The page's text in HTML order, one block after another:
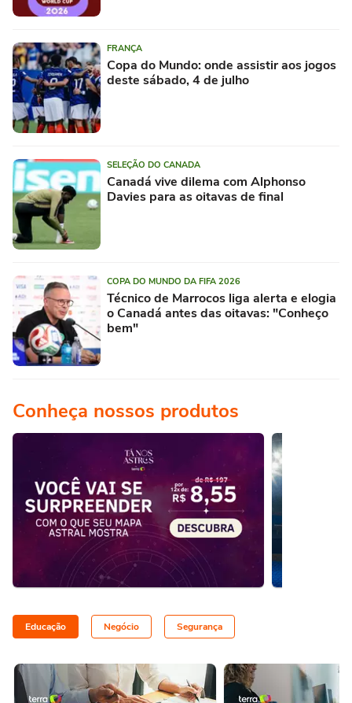
FRANÇA
Copa do Mundo: onde assistir aos jogos
deste sábado, 4 de julho
SELEÇÃO DO CANADA
Canadá vive dilema com Alphonso
Davies para as oitavas de final
COPA DO MUNDO DA FIFA 2026
Técnico de Marrocos liga alerta e elogia
o Canadá antes das oitavas: "Conheço
bem"
Conheça nossos produtos
Educação Negócio Segurança